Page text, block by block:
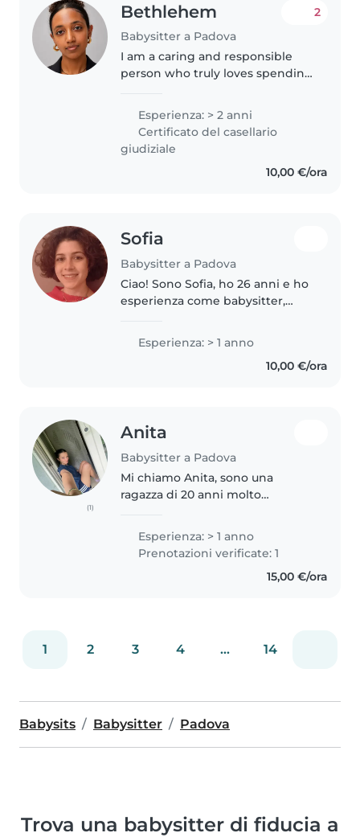
Bethlehem
Babysitter a Padova
2
I am a caring and responsible
person who truly loves spending
Even though I don't have
professional babysitting
experience yet, I am very
comfortable..
Esperienza: > 2 anni
Certificato del casellario
giudiziale
10,00 €/ora
Sofia
Babysitter a Padova
Ciao! Sono Sofia, ho 26 anni e ho
esperienza come babysitter,
centri estivi. Sono disponibile a
partire dal mese di settembre
Esperienza: > 1 anno
10,00 €/ora
(1)
Anita
Babysitter a Padova
Mi chiamo Anita, sono una
ragazza di 20 anni molto
premurosa creativa ed empatica.
Ho esperienza con i miei tre
nipoti e come babysitter a
Esperienza: > 1 anno
Prenotazioni verificate: 1
15,00 €/ora
1 2 3 4 ... 14
Babysits Babysitter Padova
Trova una babysitter di fiducia a